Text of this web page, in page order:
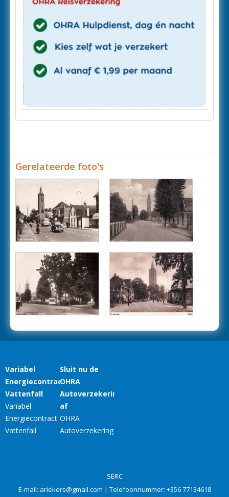
Gerelateerde foto's
SERC
E-mail: ariekers@gmail.com | Telefoonnummer: +356 77134618